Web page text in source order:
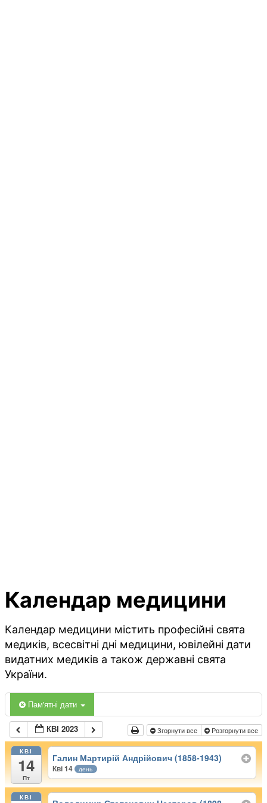
Календар медицини
Календар медицини містить професійні свята
медиків, всесвітні дні медицини, ювілейні дати
видатних медиків а також державні свята
України.
Пам'ятні дати
КВІ 2023 Згорнути все Розгорнути все
КВІ
14
Пт
Галин Мартирій Андрійович (1858-1943)
Кві 14 день
КВІ